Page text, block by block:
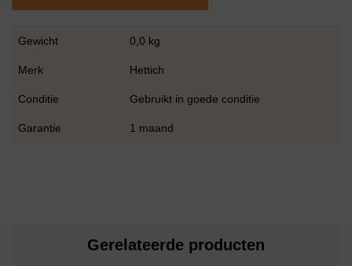
Gewicht 0,0 kg
Merk Hettich
Conditie Gebruikt in goede conditie
Garantie 1 maand
Gerelateerde producten